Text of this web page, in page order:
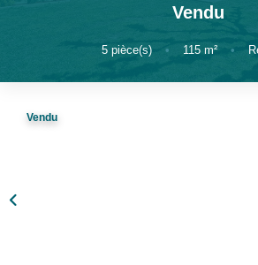
NOS AGENCES
Vendu
5pièce(s) • 115m² •
Vendu